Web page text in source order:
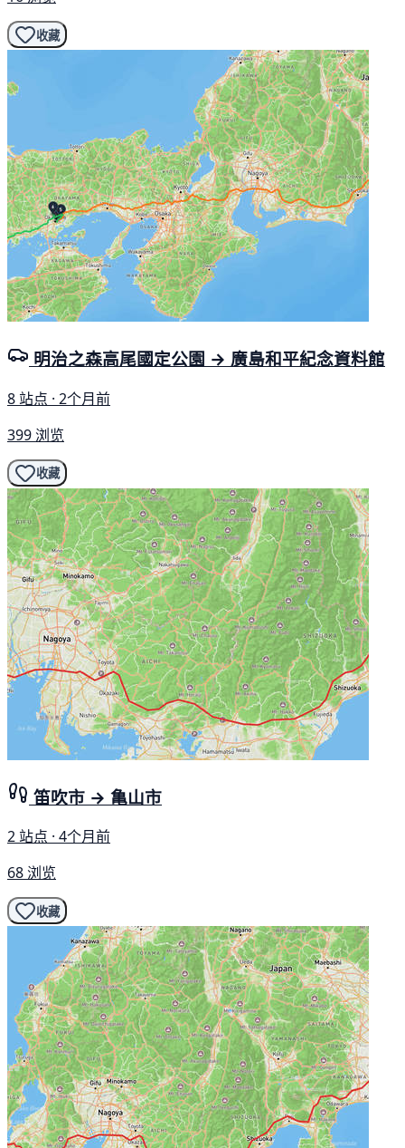
收藏
明治之森高尾國定公園 → 廣島和平紀念資料館
8 站点 · 2个月前
399 浏览
收藏
笛吹市 → 亀山市
2 站点 · 4个月前
68 浏览
收藏